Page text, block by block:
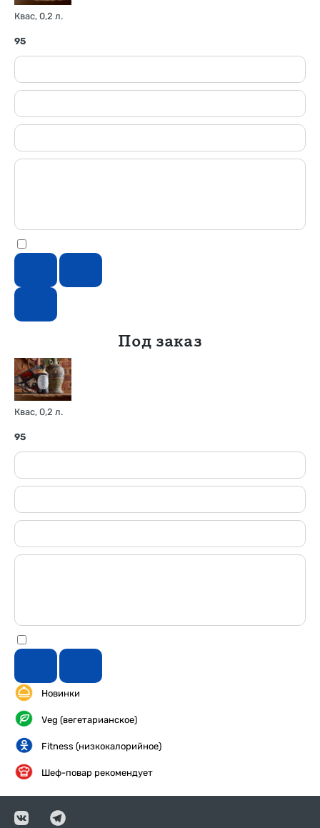
Квас, 0,2 л.
95
Под заказ
Квас, 0,2 л.
95
Новинки
Veg (вегетарианское)
Fitness (низкокалорийное)
Шеф-повар рекомендует